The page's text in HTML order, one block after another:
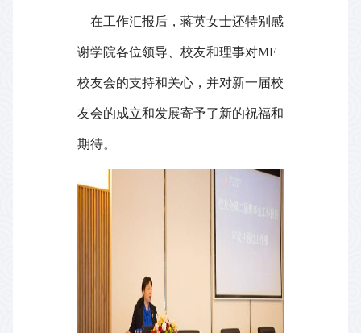
在工作汇报后，蒋英女士还特别感
谢学院各位领导、校友和理事对ME
校友会的支持和关心，并对新一届校
友会的成立和发展寄予了新的祝福和
期待。